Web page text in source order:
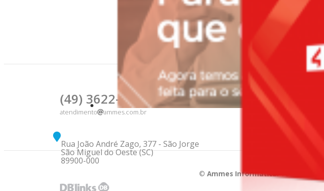
(49) 3622-4976
atendimento ammes.com.br
Rua João André Zago, 377 - São Jorge
São Miguel do Oeste (SC)
89900-000
© Ammes Informática.